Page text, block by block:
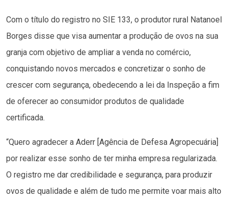
Com o título do registro no SIE 133, o produtor rural Natanoel
Borges disse que visa aumentar a produção de ovos na sua
granja com objetivo de ampliar a venda no comércio,
conquistando novos mercados e concretizar o sonho de
crescer com segurança, obedecendo a lei da Inspeção a fim
de oferecer ao consumidor produtos de qualidade
certificada.
“Quero agradecer a Aderr [Agência de Defesa Agropecuária]
por realizar esse sonho de ter minha empresa regularizada.
O registro me dar credibilidade e segurança, para produzir
ovos de qualidade e além de tudo me permite voar mais alto